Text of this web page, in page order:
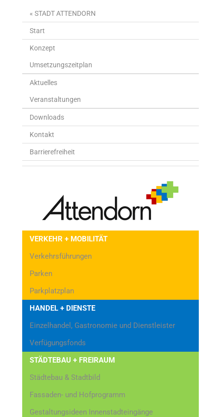
« STADT ATTENDORN
Start
Konzept
Umsetzungszeitplan
Aktuelles
Veranstaltungen
Downloads
Kontakt
Barrierefreiheit
VERKEHR + MOBILITÄT
Verkehrsführungen
Parken
Parkplatzplan
HANDEL + DIENSTE
Einzelhandel, Gastronomie und Dienstleister
Verfügungsfonds
STÄDTEBAU + FREIRAUM
Städtebau & Stadtbild
Fassaden- und Hofprogramm
Gestaltungsideen Innenstadteingänge